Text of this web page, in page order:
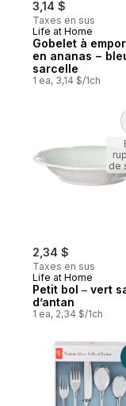
3,14 $
Taxes en sus
Life at Home
Gobelet à
en ananas −
sarcelle
1 ea, 3,14 $/1ch
2,34 $
Taxes en sus
Life at Home
Petit bol ‒ vert
d’antan
1 ea, 2,34 $/1ch
de